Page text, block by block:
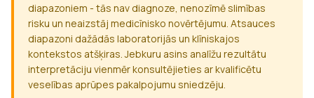
diapazoniem - tās nav diagnoze, nenozīmē slimības
risku un neaizstāj medicīnisko novērtējumu. Atsauces
diapazoni dažādās laboratorijās un klīniskajos
kontekstos atšķiras. Jebkuru asins analīžu rezultātu
interpretāciju vienmēr konsultējieties ar kvalificētu
veselības aprūpes pakalpojumu sniedzēju.